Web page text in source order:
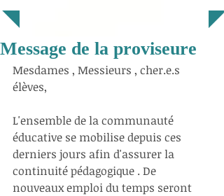
Message de la proviseure
Mesdames , Messieurs , cher.e.s
élèves,
L'ensemble de la communauté
éducative se mobilise depuis ces
derniers jours afin d'assurer la
continuité pédagogique . De
nouveaux emploi du temps seront